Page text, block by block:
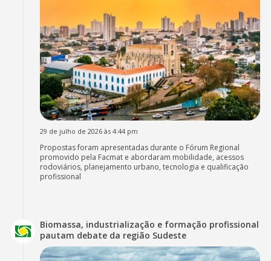
29 de julho de 2026 às 4:44 pm
Propostas foram apresentadas durante o Fórum Regional
promovido pela Facmat e abordaram mobilidade, acessos
rodoviários, planejamento urbano, tecnologia e qualificação
profissional
Biomassa, industrialização e formação profissional
pautam debate da região Sudeste